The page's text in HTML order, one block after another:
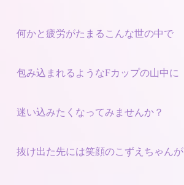
何かと疲労がたまるこんな世の中で
包み込まれるようなFカップの山中に
迷い込みたくなってみませんか？
抜け出た先には笑顔のこずえちゃんが